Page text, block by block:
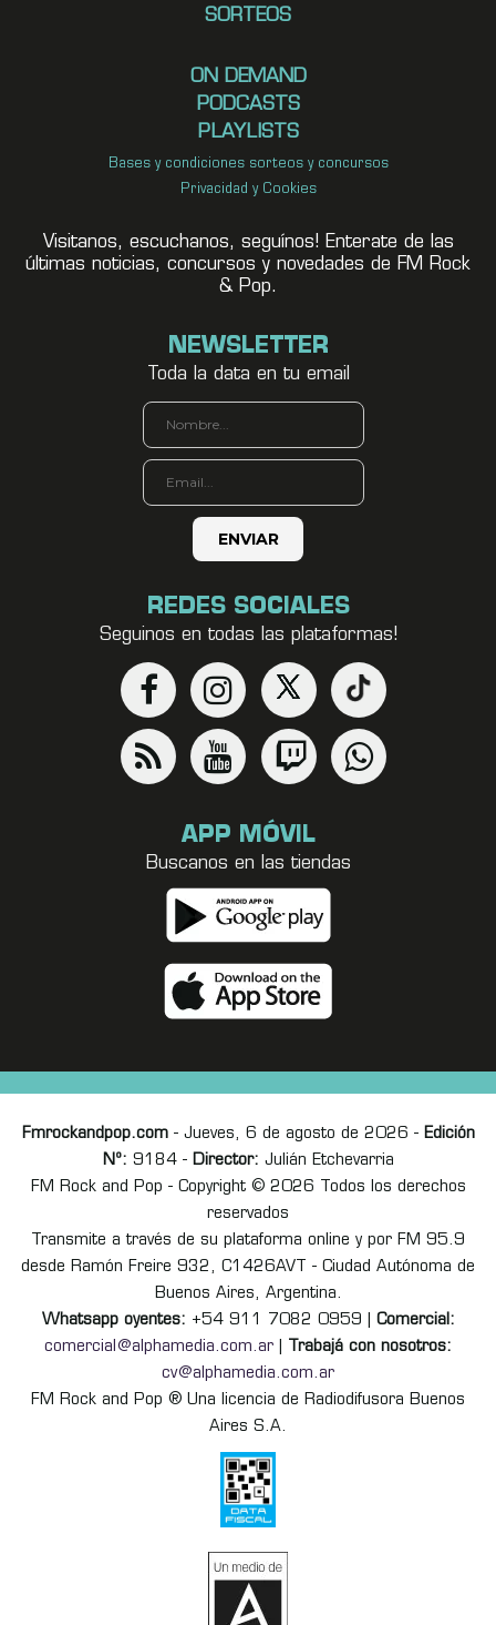
SORTEOS
ON DEMAND
PODCASTS
PLAYLISTS
Bases y condiciones sorteos y concursos
Privacidad y Cookies
Visitanos, escuchanos, seguínos! Enterate de las
últimas noticias, concursos y novedades de FM Rock
& Pop.
NEWSLETTER
Toda la data en tu email
REDES SOCIALES
Seguinos en todas las plataformas!
APP MÓVIL
Buscanos en las tiendas
Fmrockandpop.com- Jueves, 6 de agosto de 2026 - Edición
Nº: 9184 - Director: Julián Etchevarria
FM Rock and Pop - Copyright © 2026 Todos los derechos
reservados
Transmite a través de su plataforma online y por FM 95.9
desde Ramón Freire 932, C1426AVT - Ciudad Autónoma de
Buenos Aires, Argentina.
Whatsapp oyentes: +54 911 7082 0959 | Comercial:
comercial@alphamedia.com.ar
Trabajá con nosotros:
cv@alphamedia.com.ar
FM Rock and Pop ® Una licencia de Radiodifusora Buenos
Aires S.A.